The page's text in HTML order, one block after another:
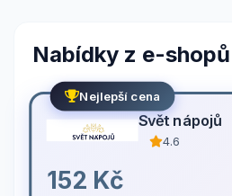
Nabídky z e-shopů
Nejlepší cena
Svět nápojů
4.6
152 Kč